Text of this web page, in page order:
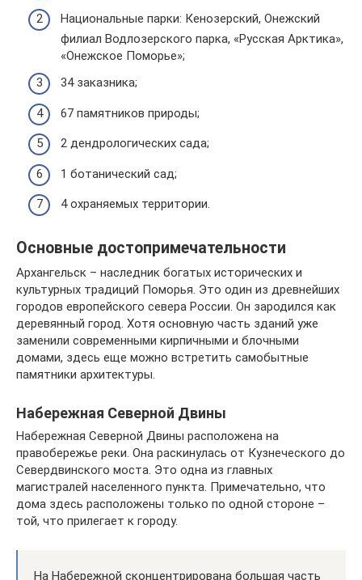
Национальные парки: Кенозерский, Онежский
филиал Водлозерского парка, «Русская Арктика»,
«Онежское Поморье»;
34 заказника;
67 памятников природы;
2 дендрологических сада;
1 ботанический сад;
4 охраняемых территории.
Основные достопримечательности
Архангельск – наследник богатых исторических и
культурных традиций Поморья. Это один из древнейших
городов европейского севера России. Он зародился как
деревянный город. Хотя основную часть зданий уже
заменили современными кирпичными и блочными
домами, здесь еще можно встретить самобытные
памятники архитектуры.
Набережная Северной Двины
Набережная Северной Двины расположена на
правобережье реки. Она раскинулась от Кузнеческого до
Севердвинского моста. Это одна из главных
магистралей населенного пункта. Примечательно, что
дома здесь расположены только по одной стороне –
той, что прилегает к городу.
На Набережной сконцентрирована большая часть